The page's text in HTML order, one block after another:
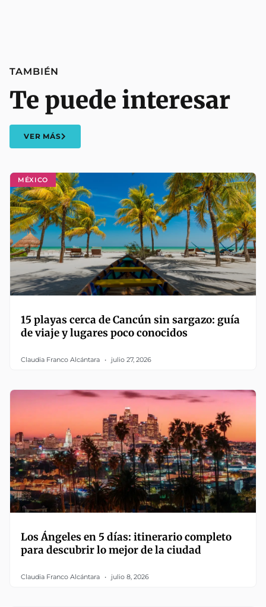
MÉXICO
15 playas cerca de Cancún sin sargazo: guía
de viaje y lugares poco conocidos
Claudia Franco Alcántara julio 27, 2026
Los Ángeles en 5 días: itinerario completo
para descubrir lo mejor de la ciudad
Claudia Franco Alcántara julio 8, 2026
TAMBIÉN
Te puede interesar
VER MÁS